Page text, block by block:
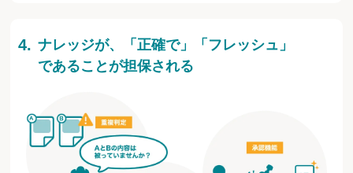
ナレッジが、「正確で」「フレッシュ」
であることが担保される